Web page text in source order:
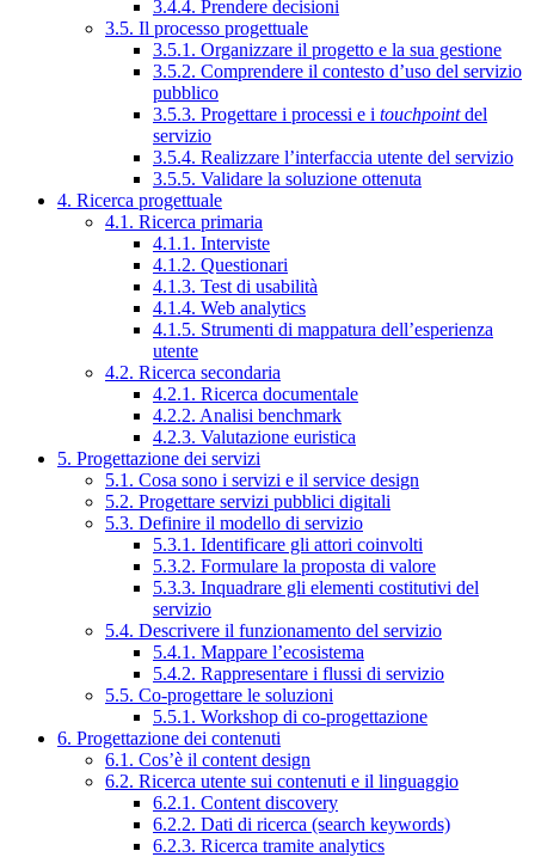
3.4.4. Prendere decisioni
3.5. Il processo progettuale
3.5.1. Organizzare il progetto e la sua gestione
3.5.2. Comprendere il contesto d’uso del servizio
pubblico
3.5.3. Progettare i processi e i touchpointdel
servizio
3.5.4. Realizzare l’interfaccia utente del servizio
3.5.5. Validare la soluzione ottenuta
4. Ricerca progettuale
4.1. Ricerca primaria
4.1.1. Interviste
4.1.2. Questionari
4.1.3. Test di usabilità
4.1.4. Web analytics
4.1.5. Strumenti di mappatura dell’esperienza
utente
4.2. Ricerca secondaria
4.2.1. Ricerca documentale
4.2.2. Analisi benchmark
4.2.3. Valutazione euristica
5. Progettazione dei servizi
5.1. Cosa sono i servizi e il service design
5.2. Progettare servizi pubblici digitali
5.3. Definire il modello di servizio
5.3.1. Identificare gli attori coinvolti
5.3.2. Formulare la proposta di valore
5.3.3. Inquadrare gli elementi costitutivi del
servizio
5.4. Descrivere il funzionamento del servizio
5.4.1. Mappare l’ecosistema
5.4.2. Rappresentare i flussi di servizio
5.5. Co-progettare le soluzioni
5.5.1. Workshop di co-progettazione
6. Progettazione dei contenuti
6.1. Cos’è il content design
6.2. Ricerca utente sui contenuti e il linguaggio
6.2.1. Content discovery
6.2.2. Dati di ricerca (search keywords)
6.2.3. Ricerca tramite analytics